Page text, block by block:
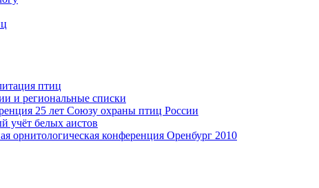
птиц
и региональные списки
25 лет Союзу охраны птиц России
учёт белых аистов
орнитологическая конференция Оренбург 2010